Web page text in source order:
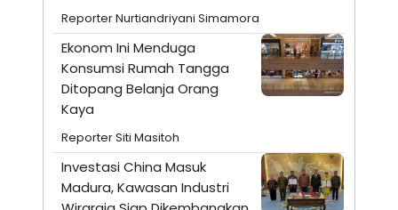
Reporter Nurtiandriyani Simamora
Ekonom Ini Menduga
Konsumsi Rumah Tangga
Ditopang Belanja Orang
Kaya
Reporter Siti Masitoh
Investasi China Masuk
Madura, Kawasan Industri